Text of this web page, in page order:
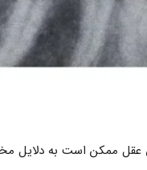
ممکن است به دلایل